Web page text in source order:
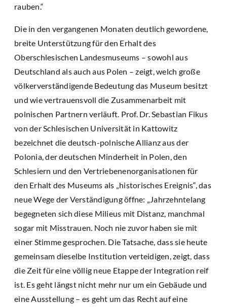
rauben.“
Die in den vergangenen Monaten deutlich gewordene,
breite Unterstützung für den Erhalt des
Oberschlesischen Landesmuseums – sowohl aus
Deutschland als auch aus Polen – zeigt, welch große
völkerverständigende Bedeutung das Museum besitzt
und wie vertrauensvoll die Zusammenarbeit mit
polnischen Partnern verläuft. Prof. Dr. Sebastian Fikus
von der Schlesischen Universität in Kattowitz
bezeichnet die deutsch-polnische Allianz aus der
Polonia, der deutschen Minderheit in Polen, den
Schlesiern und den Vertriebenenorganisationen für
den Erhalt des Museums als „historisches Ereignis“, das
neue Wege der Verständigung öffne: „Jahrzehntelang
begegneten sich diese Milieus mit Distanz, manchmal
sogar mit Misstrauen. Noch nie zuvor haben sie mit
einer Stimme gesprochen. Die Tatsache, dass sie heute
gemeinsam dieselbe Institution verteidigen, zeigt, dass
die Zeit für eine völlig neue Etappe der Integration reif
ist. Es geht längst nicht mehr nur um ein Gebäude und
eine Ausstellung – es geht um das Recht auf eine